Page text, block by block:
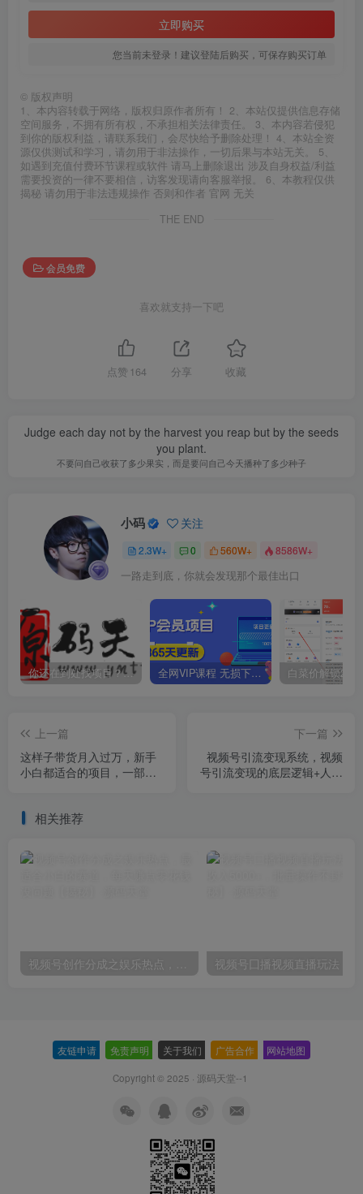
立即购买
您当前未登录！建议登陆后购买，可保存购买订单
© 版权声明
1、本内容转载于网络，版权归原作者所有！ 2、本站仅提供信息存储
空间服务，不拥有所有权，不承担相关法律责任。 3、本内容若侵犯
到你的版权利益，请联系我们，会尽快给予删除处理！ 4、本站全资
源仅供测试和学习，请勿用于非法操作，一切后果与本站无关。 5、
如遇到充值付费环节课程或软件 请马上删除退出 涉及自身权益/利益
需要投资的一律不要相信，访客发现请向客服举报。 6、本教程仅供
揭秘 请勿用于非法违规操作 否则和作者 官网 无关
THE END
会员免费
喜欢就支持一下吧
点赞 164 分享 收藏
Judge each day not by the harvest you reap but by the seeds
you plant.
不要问自己收获了多少果实，而是要问自己今天播种了多少种子
小码 关注
2.3W+ 0 560W+ 8586W+
一路走到底，你就会发现那个最佳出口
你还在到处找项目？还在当韭菜？我靠卖项目一个月收入5万+，曾经我也是个失败者。 全网VIP课程 无损下载~
上一篇
这样子带货月入过万，新手
小白都适合的项目，一部手
下一篇
视频号引流变现系统，视频
号引流变现的底层逻辑+人性
相关推荐
视频号创作分成之娱乐热点，最适合小白的赛道，每天赚点零花钱没问题【揭秘】
友链申请 免责声明 关于我们 广告合作 网站地图
Copyright © 2025 · 源码天堂--1